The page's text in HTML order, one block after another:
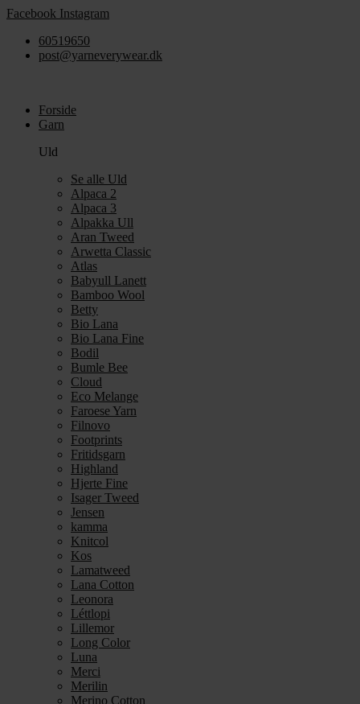
Videre
indhold
Facebook Instagram
60519650
post@yarneverywear.dk
Forside
Garn
Uld
Se alle Uld
Alpaca 2
Alpaca 3
Alpakka Ull
Aran Tweed
Arwetta Classic
Atlas
Babyull Lanett
Bamboo Wool
Betty
Bio Lana
Bio Lana Fine
Bodil
Bumle Bee
Cloud
Eco Melange
Faroese Yarn
Filnovo
Footprints
Fritidsgarn
Highland
Hjerte Fine
Isager Tweed
Jensen
kamma
Knitcol
Kos
Lamatweed
Lana Cotton
Leonora
Léttlopi
Lillemor
Long Color
Luna
Merci
Merilin
Merino Cotton